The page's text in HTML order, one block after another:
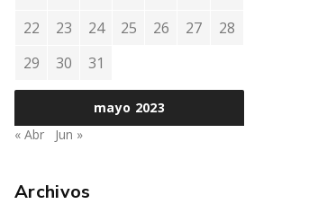
mayo 2023
22
23 24 25 26 27
28
29
30 31
« Abr Jun »
Archivos